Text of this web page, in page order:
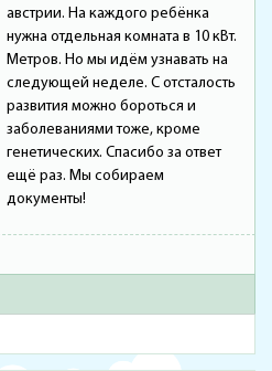
австрии. На каждого ребёнка
нужна отдельная комната в 10 кВт.
Метров. Но мы идём узнавать на
следующей неделе. С отсталость
развития можно бороться и
заболеваниями тоже, кроме
генетических. Спасибо за ответ
ещё раз. Мы собираем
документы!